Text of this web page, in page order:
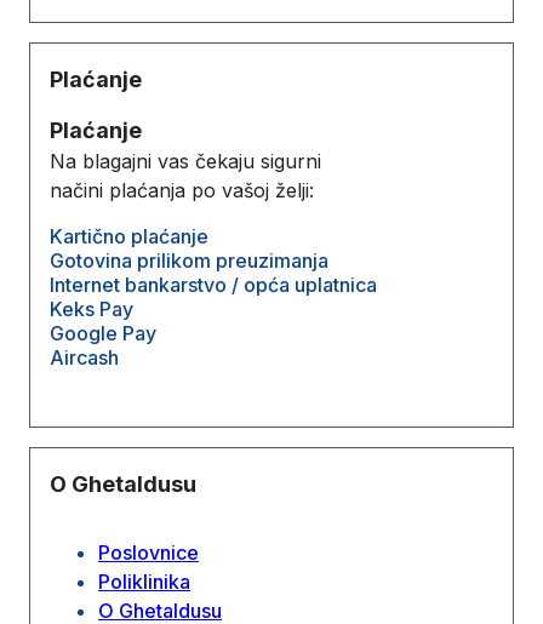
Plaćanje
Plaćanje
Na blagajni vas čekaju sigurni
načini plaćanja po vašoj želji:
Kartično plaćanje
Gotovina prilikom preuzimanja
Internet bankarstvo / opća uplatnica
Keks Pay
Google Pay
Aircash
O Ghetaldusu
Poslovnice
Poliklinika
O Ghetaldusu